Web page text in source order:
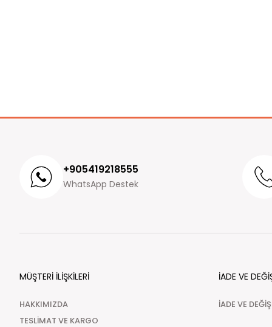
+905419218555
WhatsApp Destek
MÜŞTERİ İLİŞKİLERİ
HAKKIMIZDA
TESLİMAT VE KARGO
İADE VE
İADE VE